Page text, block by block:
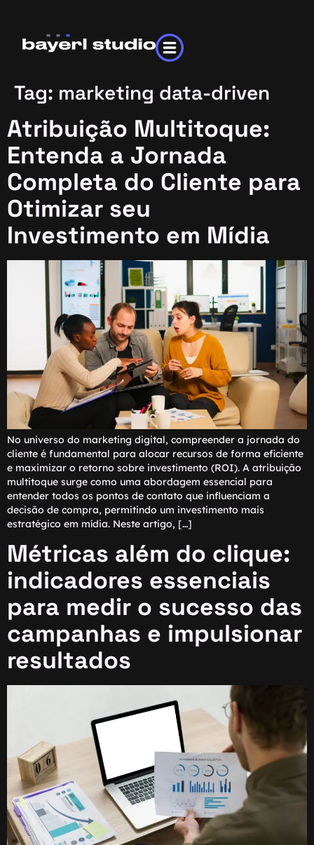
Tag: marketing data-driven
Atribuição Multitoque:
Entenda a Jornada
Completa do Cliente para
Otimizar seu
Investimento em Mídia
No universo do marketing digital, compreender a jornada do
cliente é fundamental para alocar recursos de forma eficiente
e maximizar o retorno sobre investimento (ROI). A atribuição
multitoque surge como uma abordagem essencial para
entender todos os pontos de contato que influenciam a
decisão de compra, permitindo um investimento mais
estratégico em mídia. Neste artigo, […]
Métricas além do clique:
indicadores essenciais
para medir o sucesso das
campanhas e impulsionar
resultados